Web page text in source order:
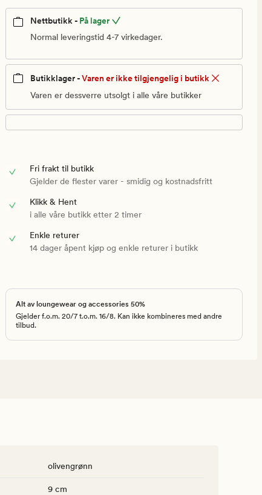
Nettbutikk - På lager
Normal leveringstid 4-7 virkedager.
Butikklager -Varen er ikke tilgjengelig i butikk
Varen er dessverre utsolgt i alle våre butikker
Fri frakt til butikk
Gjelder de flester varer - smidig og kostnadsfritt
Klikk & Hent
i alle våre butikk etter 2 timer
Enkle returer
14 dager åpent kjøp og enkle returer i butikk
Alt av loungewear og accessories 50%
Gjelder f.o.m. 20/7 t.o.m. 16/8. Kan ikke kombineres med andre
tilbud.
olivengrønn
9 cm